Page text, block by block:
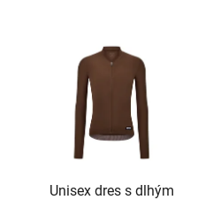
Unisex dres s dlhým